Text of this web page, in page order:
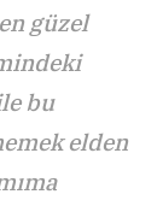
güzel
bu
elden